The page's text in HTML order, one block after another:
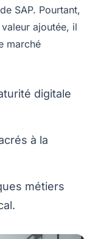
SAP. Pourtant,
ajoutée, il
marché
digitale
à la
métiers